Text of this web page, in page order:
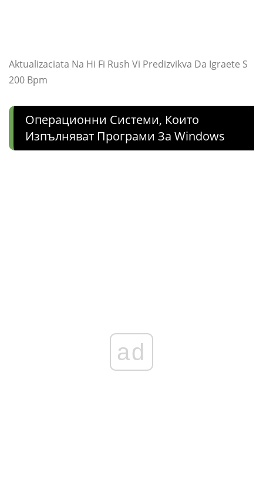
Aktualizaciata Na Hi Fi Rush Vi Predizvikva Da Igraete S
200 Bpm
Операционни Системи, Които
Изпълняват Програми За Windows
ad